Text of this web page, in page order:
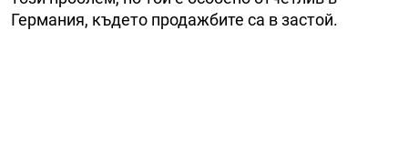
Германия, където продажбите са в застой.